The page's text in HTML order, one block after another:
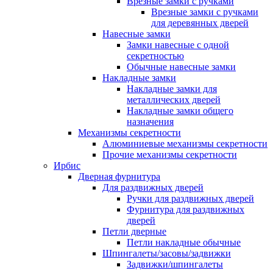
Врезные замки с ручками
для деревянных дверей
Навесные замки
Замки навесные с одной
секретностью
Обычные навесные замки
Накладные замки
Накладные замки для
металлических дверей
Накладные замки общего
назначения
Механизмы секретности
Алюминиевые механизмы секретности
Прочие механизмы секретности
Ирбис
Дверная фурнитура
Для раздвижных дверей
Ручки для раздвижных дверей
Фурнитура для раздвижных
дверей
Петли дверные
Петли накладные обычные
Шпингалеты/засовы/задвижки
Задвижки/шпингалеты